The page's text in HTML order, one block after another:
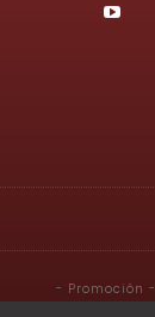
- Promoción -